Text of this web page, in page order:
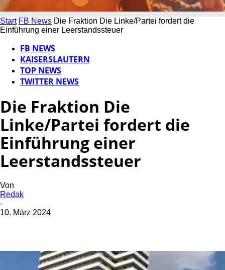
Start FB News Die Fraktion Die Linke/Partei fordert die
Einführung einer Leerstandssteuer
FB NEWS
KAISERSLAUTERN
TOP NEWS
TWITTER NEWS
Die Fraktion Die
Linke/Partei fordert die
Einführung einer
Leerstandssteuer
Von
Redak
-
10. März 2024